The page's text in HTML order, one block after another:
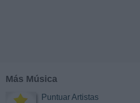
Más Música
Puntuar Artistas